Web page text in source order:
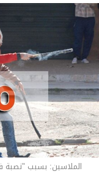
الملاسين: بسبب